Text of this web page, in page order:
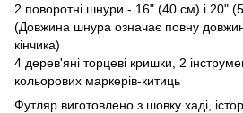
2 поворотні шнури - 16" (40 см) і 20"
(Довжина шнура означає повну
кінчика)
4 дерев'яні торцеві кришки, 2
кольорових маркерів-китиць
Футляр виготовлено з шовку хаді,